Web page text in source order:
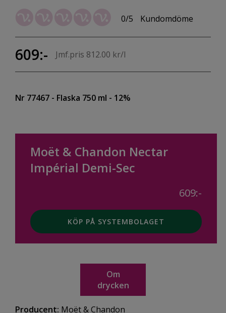
0/5 Kundomdöme
609:- Jmf.pris 812.00 kr/l
Nr 77467 - Flaska 750 ml - 12%
Moët & Chandon Nectar
Impérial Demi-Sec
609:-
KÖP PÅ SYSTEMBOLAGET
Om
drycken
Producent: Moët & Chandon